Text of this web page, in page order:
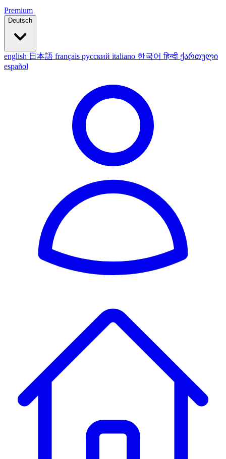
Premium
Deutsch
english 日本語 français русский italiano 한국어हिन्दी ქართული
español